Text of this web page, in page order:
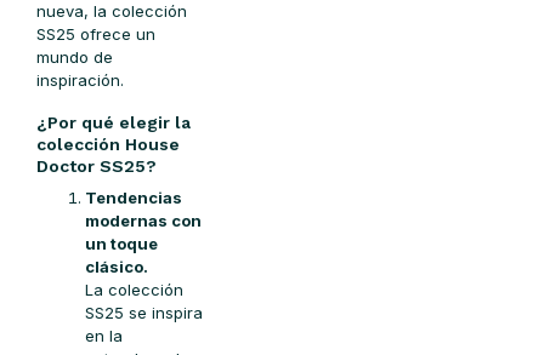
nueva, la colección
SS25 ofrece un
mundo de
inspiración.
¿Por qué elegir la
colección House
Doctor SS25?
Tendencias
modernas con
un toque
clásico.
La colección
SS25 se inspira
en la